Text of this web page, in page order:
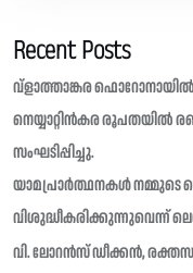
Recent Posts
വ്ളാത്താങ്കര ഫൊറോനായിൽ
നെയ്യാറ്റിൻകര രൂപതയിൽ
സംഘടിപ്പിച്ചു.
യാമപ്രാർത്ഥനകൾ നമ്മുടെ
വിശുദ്ധീകരിക്കുന്നുവെന്ന്
വി. ലോറൻസ് ഡീക്കൻ,